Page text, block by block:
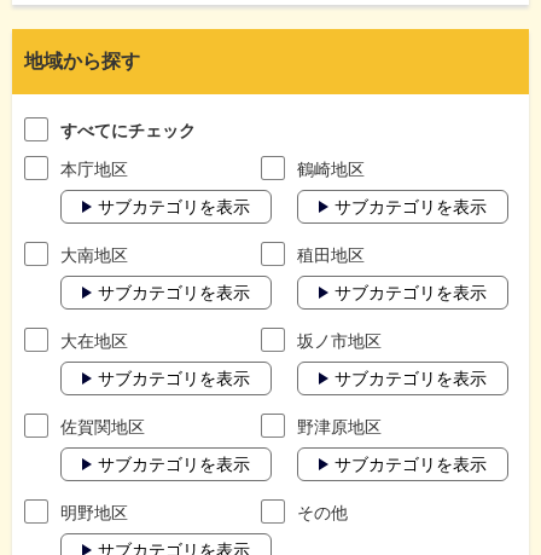
地域から探す
すべてにチェック
本庁地区
サブカテゴリを表示
鶴崎地区
サブカテゴリを表示
大南地区
サブカテゴリを表示
稙田地区
サブカテゴリを表示
大在地区
サブカテゴリを表示
坂ノ市地区
サブカテゴリを表示
佐賀関地区
サブカテゴリを表示
野津原地区
サブカテゴリを表示
明野地区
サブカテゴリを表示
その他